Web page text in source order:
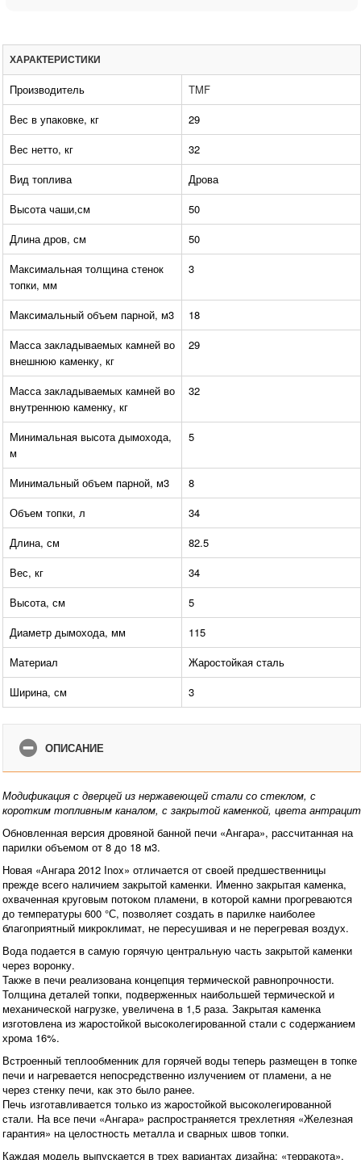
ХАРАКТЕРИСТИКИ
Производитель
TMF
Вес в упаковке, кг
29
Вес нетто, кг
32
Вид топлива
Дрова
Высота чаши,см
50
Длина дров, см
50
Максимальная толщина стенок
топки, мм
3
Максимальный объем парной, м3
18
Масса закладываемых камней во
внешнюю каменку, кг
29
Масса закладываемых камней во
внутреннюю каменку, кг
32
Минимальная высота дымохода,
м
5
Минимальный объем парной, м3
8
Объем топки, л
34
Длина, см
82.5
Вес, кг
34
Высота, см
5
Диаметр дымохода, мм
115
Материал
Жаростойкая сталь
Ширина, см
3
ОПИСАНИЕ
Модификация с дверцей из нержавеющей стали со стеклом, с
коротким топливным каналом, с закрытой каменкой, цвета антрацит
Обновленная версия дровяной банной печи «Ангара», рассчитанная на
парилки объемом от 8 до 18 м3.
Новая «Ангара 2012 Inox» отличается от своей предшественницы
прежде всего наличием закрытой каменки. Именно закрытая каменка,
охваченная круговым потоком пламени, в которой камни прогреваются
до температуры 600 °С, позволяет создать в парилке наиболее
благоприятный микроклимат, не пересушивая и не перегревая воздух.
Вода подается в самую горячую центральную часть закрытой каменки
через воронку.
Также в печи реализована концепция термической равнопрочности.
Толщина деталей топки, подверженных наибольшей термической и
механической нагрузке, увеличена в 1,5 раза. Закрытая каменка
изготовлена из жаростойкой высоколегированной стали с содержанием
хрома 16%.
Встроенный теплообменник для горячей воды теперь размещен в топке
печи и нагревается непосредственно излучением от пламени, а не
через стенку печи, как это было ранее.
Печь изготавливается только из жаростойкой высоколегированной
стали. На все печи «Ангара» распространяется трехлетняя «Железная
гарантия» на целостность металла и сварных швов топки.
Каждая модель выпускается в трех вариантах дизайна: «терракота»,